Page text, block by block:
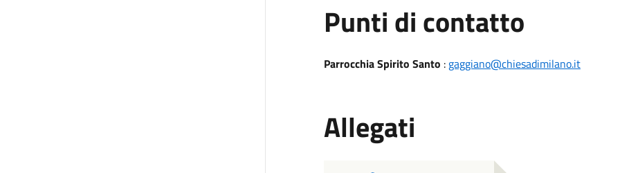
Punti di contatto
Parrocchia Spirito Santo : gaggiano@chiesadimilano.it
Allegati